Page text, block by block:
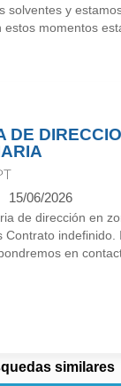
solventes y
momentos
DE
15/06/2026
de dirección en
Contrato indefinido.
en
similares